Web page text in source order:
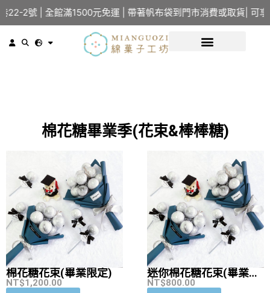
2號 | 全館滿1500元免運 | 帶著帆布袋到門市消費或取貨| 可享
棉花糖畢業季(花束&棒棒糖)
棉花糖花束(畢業限定)
NT$1,200.00
迷你棉花糖花束(畢業限
定)
NT$800.00